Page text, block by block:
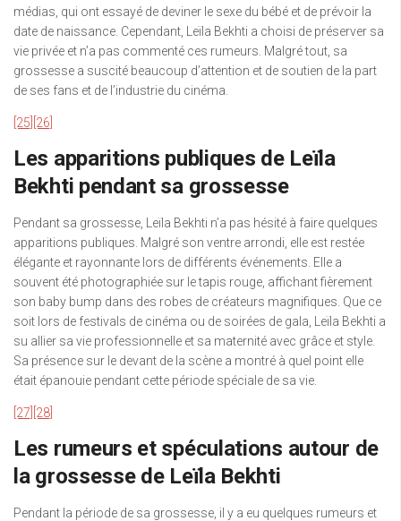
médias, qui ont essayé de deviner le sexe du bébé et de prévoir la
date de naissance. Cependant, Leïla Bekhti a choisi de préserver sa
vie privée et n’a pas commenté ces rumeurs. Malgré tout, sa
grossesse a suscité beaucoup d’attention et de soutien de la part
de ses fans et de l’industrie du cinéma.
[25] [26]
Les apparitions publiques de Leïla
Bekhti pendant sa grossesse
Pendant sa grossesse, Leïla Bekhti n’a pas hésité à faire quelques
apparitions publiques. Malgré son ventre arrondi, elle est restée
élégante et rayonnante lors de différents événements. Elle a
souvent été photographiée sur le tapis rouge, affichant fièrement
son baby bump dans des robes de créateurs magnifiques. Que ce
soit lors de festivals de cinéma ou de soirées de gala, Leïla Bekhti a
su allier sa vie professionnelle et sa maternité avec grâce et style.
Sa présence sur le devant de la scène a montré à quel point elle
était épanouie pendant cette période spéciale de sa vie.
[27] [28]
Les rumeurs et spéculations autour de
la grossesse de Leïla Bekhti
Pendant la période de sa grossesse, il y a eu quelques rumeurs et